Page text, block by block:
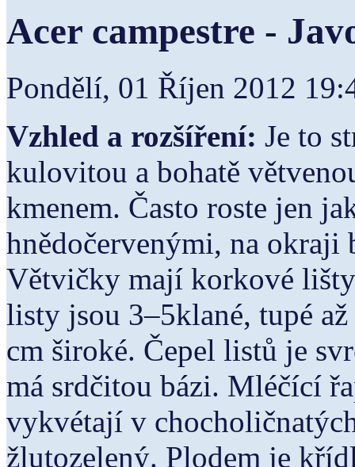
Acer campestre -
Pondělí, 01 Říjen 2012
Vzhled a rozšíření: Je to
kulovitou a bohatě
kmenem. Často roste jen
hnědočervenými, na
Větvičky mají korkové
listy jsou 3–5klané, tupé
cm široké. Čepel listů je
má srdčitou bázi. Mléčící
vykvétají v
žlutozelený. Plodem je